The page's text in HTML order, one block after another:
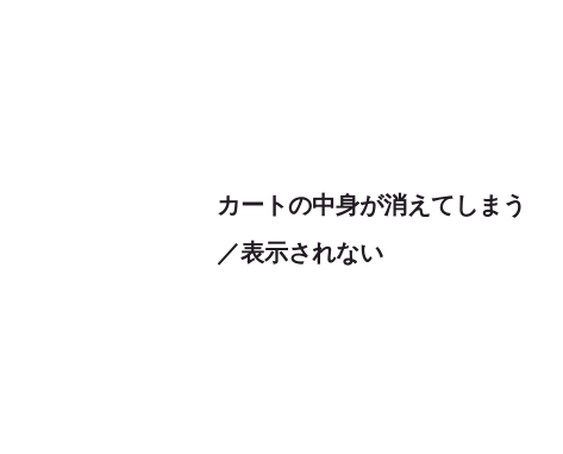
カートの中身が消えてしまう
／表示されない